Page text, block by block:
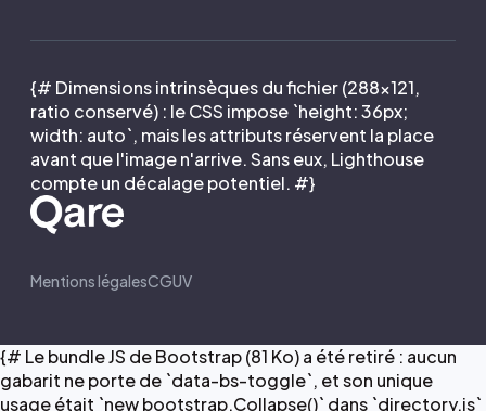
{# Dimensions intrinsèques du fichier (288×121,
ratio conservé) : le CSS impose `height: 36px;
width: auto`, mais les attributs réservent la place
avant que l'image n'arrive. Sans eux, Lighthouse
compte un décalage potentiel. #}
Mentions légalesCGUV
{# Le bundle JS de Bootstrap (81 Ko) a été retiré : aucun
gabarit ne porte de `data-bs-toggle`, et son unique
usage était `new bootstrap.Collapse()` dans `directory.js`